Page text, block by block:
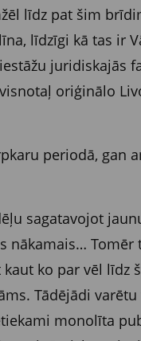
līdz pat šim
līdzīgi kā tas ir
juridiskajās
oriģinālo
periodā, gan
sagatavojot
nākamais…
ko par vēl līdz
Tādējādi
monolīta